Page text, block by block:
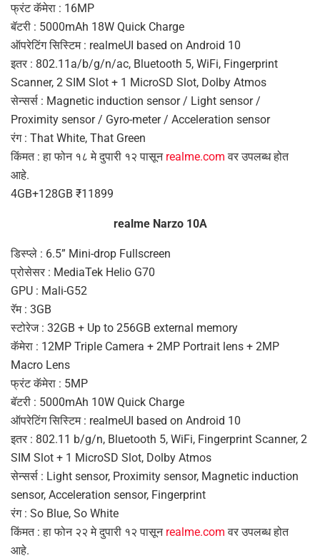
फ्रंट कॅमेरा : 16MP
बॅटरी : 5000mAh 18W Quick Charge
ऑपरेटिंग सिस्टिम : realmeUI based on Android 10
इतर : 802.11a/b/g/n/ac, Bluetooth 5, WiFi, Fingerprint
Scanner, 2 SIM Slot + 1 MicroSD Slot, Dolby Atmos
सेन्सर्स : Magnetic induction sensor / Light sensor /
Proximity sensor / Gyro-meter / Acceleration sensor
रंग : That White, That Green
किंमत : हा फोन १८ मे दुपारी १२ पासून realme.com वर उपलब्ध होत
आहे.
4GB+128GB ₹11899
realme Narzo 10A
डिस्प्ले : 6.5” Mini-drop Fullscreen
प्रोसेसर : MediaTek Helio G70
GPU : Mali-G52
रॅम : 3GB
स्टोरेज : 32GB + Up to 256GB external memory
कॅमेरा : 12MP Triple Camera + 2MP Portrait lens + 2MP
Macro Lens
फ्रंट कॅमेरा : 5MP
बॅटरी : 5000mAh 10W Quick Charge
ऑपरेटिंग सिस्टिम : realmeUI based on Android 10
इतर : 802.11 b/g/n, Bluetooth 5, WiFi, Fingerprint Scanner, 2
SIM Slot + 1 MicroSD Slot, Dolby Atmos
सेन्सर्स : Light sensor, Proximity sensor, Magnetic induction
sensor, Acceleration sensor, Fingerprint
रंग : So Blue, So White
किंमत : हा फोन २२ मे दुपारी १२ पासून realme.com वर उपलब्ध होत
आहे.